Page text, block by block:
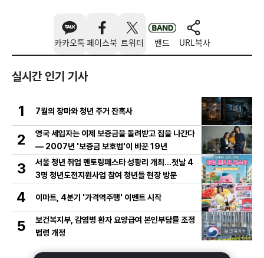
카카오톡 페이스북 트위터 밴드 URL복사
실시간 인기 기사
1 7월의 장마와 청년 주거 잔혹사
2
영국 세입자는 이제 보증금을 돌려받고 집을 나간다
— 2007년 '보증금 보호법'이 바꾼 19년
3
서울 청년 취업 멘토링페스타 성황리 개최…첫날 4
3명 청년도전지원사업 참여 청년들 현장 방문
4 이마트, 4분기 '가격역주행' 이벤트 시작
5
보건복지부, 감염병 환자 요양급여 본인부담률 조정
법령 개정